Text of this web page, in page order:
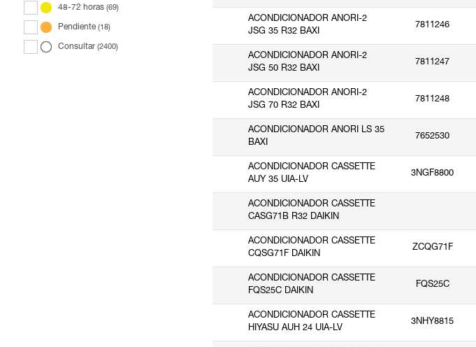
CELESA (3)
CH QUIMICA (1)
CIAT (21)
48-72 horas (69)
Pendiente (18)
Consultar (2400)
ACONDICIONADOR ANORI-2
JSG 35 R32 BAXI
7811246
ACONDICIONADOR ANORI-2
JSG 50 R32 BAXI
7811247
ACONDICIONADOR ANORI-2
JSG 70 R32 BAXI
7811248
ACONDICIONADOR ANORI LS 35
BAXI
7652530
ACONDICIONADOR CASSETTE
AUY 35 UIA-LV
3NGF8800
ACONDICIONADOR CASSETTE
CASG71B R32 DAIKIN
ACONDICIONADOR CASSETTE
CQSG71F DAIKIN
ZCQG71F
ACONDICIONADOR CASSETTE
FQS25C DAIKIN
FQS25C
ACONDICIONADOR CASSETTE
HIYASU AUH 24 UIA-LV
3NHY8815